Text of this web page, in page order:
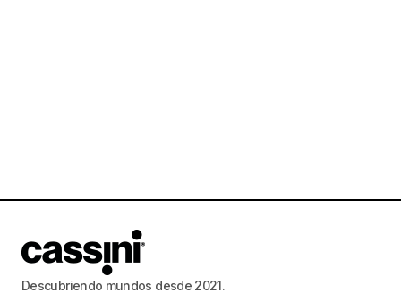
Descubriendo mundos desde 2021.